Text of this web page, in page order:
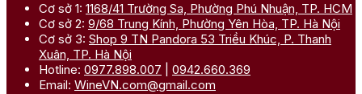
Cơ sở 1: 1168/41 Trường Sa, Phường Phú Nhuận, TP. HCM
Cơ sở 2: 9/68 Trung Kính, Phường Yên Hòa, TP. Hà Nội
Cơ sở 3: Shop 9 TN Pandora 53 Triều Khúc, P. Thanh
Xuân, TP. Hà Nội
Hotline: 0977.898.007
0942.660.369
Email: WineVN.com@gmail.com